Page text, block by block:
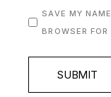
SAVE MY
BROWSER
SUBMIT